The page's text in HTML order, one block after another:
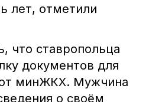
лет, отметили
что ставропольца
документов для
минЖКХ. Мужчина
о своём